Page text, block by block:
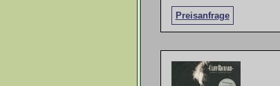
Preisanfrage